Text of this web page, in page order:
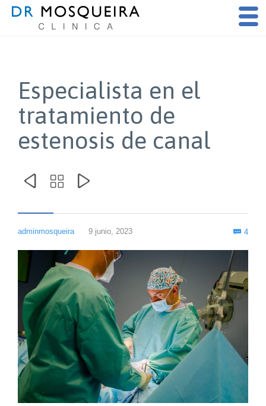
Especialista en el
tratamiento de
estenosis de canal
  
adminmosqueira 9 junio, 2023  4